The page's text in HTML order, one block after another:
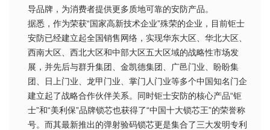
导品牌，为消费者提供更多质地可靠的安防产品。
据悉，作为荣获“国家高新技术企业”殊荣的企业，目前钜士
安防已经建立起全国销售网络，实现华东大区、华北大区、
西南大区、西北大区和中部大区五大区域的战略性市场发
展，并先后与群升集团、金凯德集团、广邑门业、盼盼集
团、日上门业、龙甲门业、掌门人门业等多个中国知名门企
建立起了战略合作伙伴关系。同时钜士安防的核心产品“钜
士”和“美利保”品牌锁芯也获得了“中国十大锁芯王”的荣誉称
号。而其最新推出的弹射验码锁芯更是集合了三大发明专利